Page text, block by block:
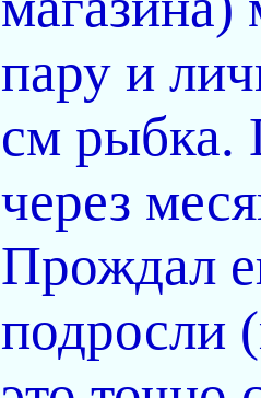
пару и
см рыбка.
через
Прождал
подросли